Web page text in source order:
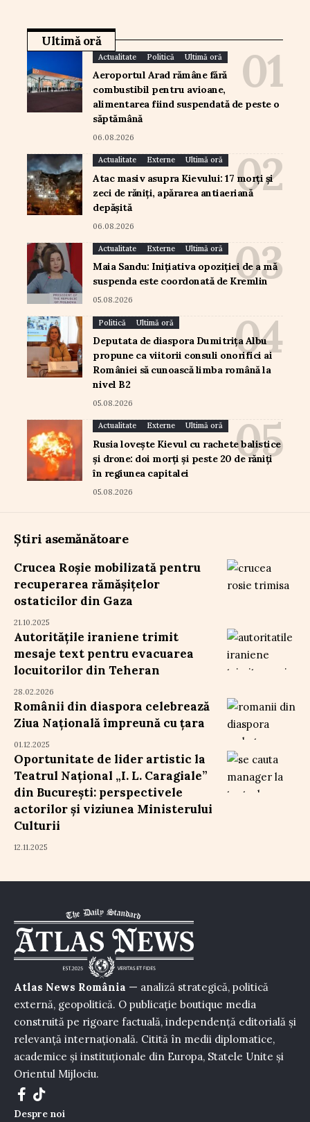
Ultimă oră
Actualitate Politică Ultimă oră
Aeroportul Arad rămâne fără
combustibil pentru avioane,
alimentarea fiind suspendată de peste o
săptămână
06.08.2026
Actualitate Externe Ultimă oră
Atac masiv asupra Kievului: 17 morți și
zeci de răniți, apărarea antiaeriană
depășită
06.08.2026
Actualitate Externe Ultimă oră
Maia Sandu: Inițiativa opoziției de a mă
suspenda este coordonată de Kremlin
05.08.2026
Politică Ultimă oră
Deputata de diaspora Dumitrița Albu
propune ca viitorii consuli onorifici ai
României să cunoască limba română la
nivel B2
05.08.2026
Actualitate Externe Ultimă oră
Rusia lovește Kievul cu rachete balistice
și drone: doi morți și peste 20 de răniți
în regiunea capitalei
05.08.2026
Știri asemănătoare
Crucea Roșie mobilizată pentru
recuperarea rămășițelor
ostaticilor din Gaza
21.10.2025
Autoritățile iraniene trimit
mesaje text pentru evacuarea
locuitorilor din Teheran
28.02.2026
Românii din diaspora celebrează
Ziua Națională împreună cu țara
01.12.2025
Oportunitate de lider artistic la
Teatrul Național „I. L. Caragiale”
din București: perspectivele
actorilor și viziunea Ministerului
Culturii
12.11.2025
Atlas News România — analiză strategică, politică
externă, geopolitică. O publicație boutique media
construită pe rigoare factuală, independență editorială și
relevanță internațională. Citită în medii diplomatice,
academice și instituționale din Europa, Statele Unite și
Orientul Mijlociu.
Despre noi